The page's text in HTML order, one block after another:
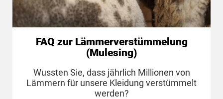
FAQ zur Lämmerverstümmelung
(Mulesing)
Wussten Sie, dass jährlich Millionen von
Lämmern für unsere Kleidung verstümmelt
werden?